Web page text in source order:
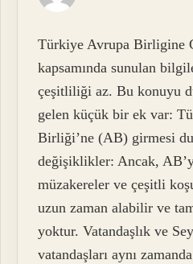
Türkiye Avrupa Birligine
kapsamında sunulan
çeşitliliği az. Bu konuyu
gelen küçük bir ek var:
Birliği’ne (AB) girmesi
değişiklikler: Ancak,
müzakereler ve çeşitli
uzun zaman alabilir ve
yoktur. Vatandaşlık ve
vatandaşları aynı